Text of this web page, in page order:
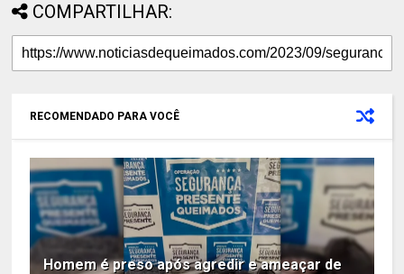
COMPARTILHAR:
RECOMENDADO PARA VOCÊ
Homem é preso após agredir e ameaçar de